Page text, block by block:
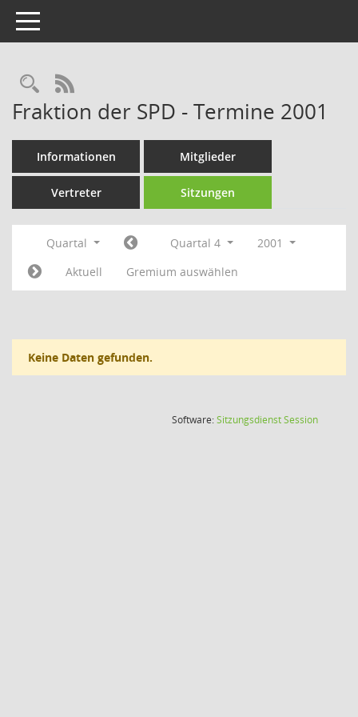
Toggle navigation
Rechercheauswahl
RSS-Feed
Fraktion der SPD - Termine 2001
Informationen Mitglieder
Vertreter Sitzungen
Quartal Quartal 4
2001
Aktuell
Gremium auswählen
Keine Daten gefunden.
Software:SitzungsdienstSession(Wird in